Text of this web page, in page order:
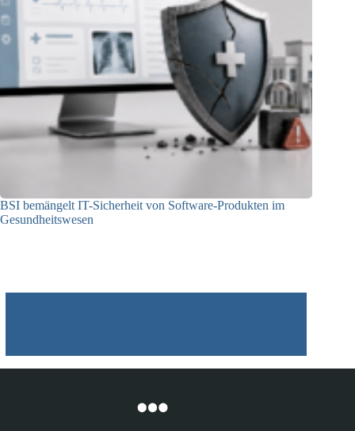
BSI bemängelt IT-Sicherheit von Software-Produkten im
Gesundheitswesen